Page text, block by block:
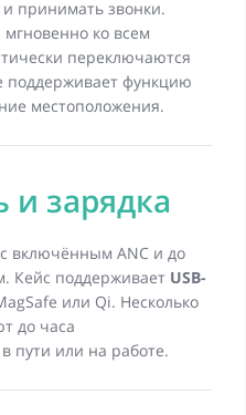
и принимать звонки.
ко всем
переключаются
поддерживает функцию
местоположения.
и зарядка
включённым ANC и до
Кейс поддерживает USB-
или Qi. Несколько
до часа
пути или на работе.